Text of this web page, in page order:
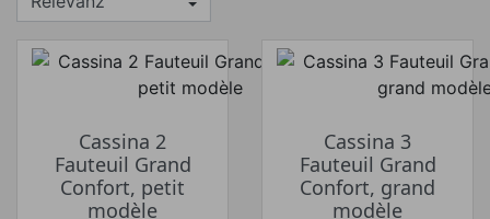
Cassina 2
Fauteuil Grand
Confort, petit
modèle
Cassina 3
Fauteuil Grand
Confort, grand
modèle